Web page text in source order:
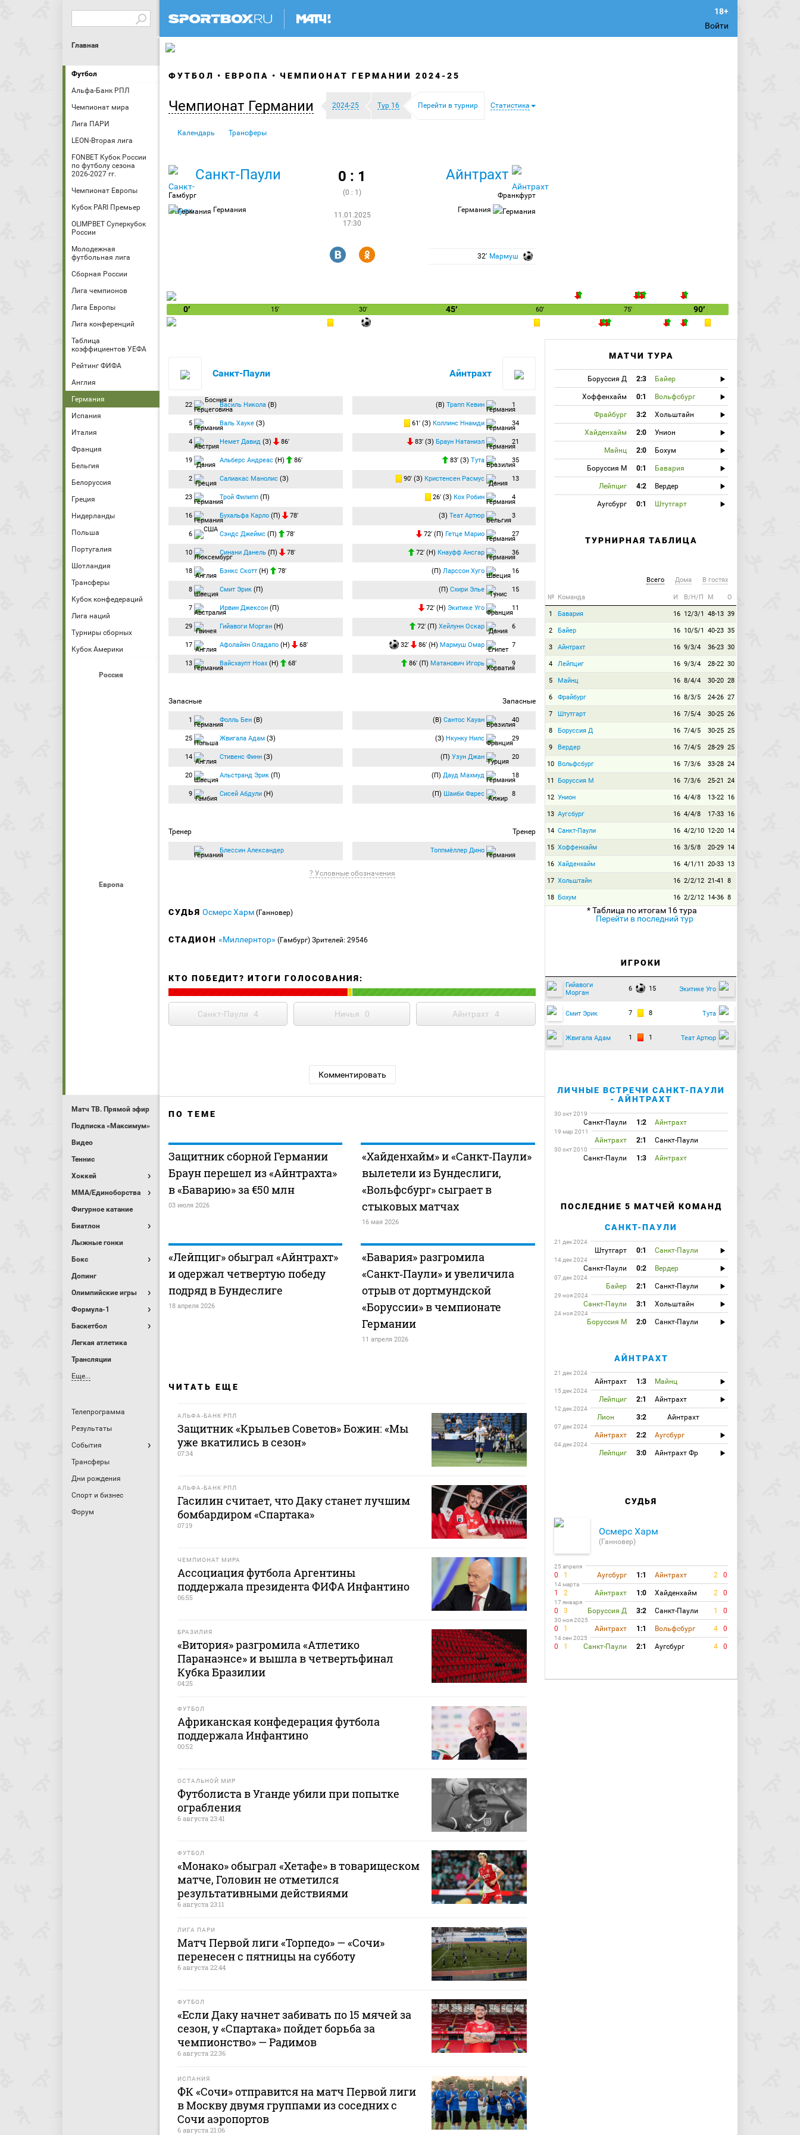
Войти
Главная
Футбол
Альфа-Банк РПЛ
Чемпионат мира
Лига ПАРИ
LEON-Вторая лига
FONBET Кубок России
по футболу сезона
2026-2027 гг.
Чемпионат Европы
Кубок PARI Премьер
OLIMPBET Суперкубок
России
Молодежная
футбольная лига
Сборная России
Лига чемпионов
Лига Европы
Лига конференций
Таблица
коэффициентов УЕФА
Рейтинг ФИФА
Англия
Германия
Испания
Италия
Франция
Бельгия
Белоруссия
Греция
Нидерланды
Польша
Португалия
Шотландия
Трансферы
Кубок конфедераций
Лига наций
Турниры сборных
Кубок Америки
Россия
Европа
Матч ТВ. Прямой эфир
Подписка «Максимум»
Видео
Теннис
Хоккей
MMA/Единоборства
Фигурное катание
Биатлон
Лыжные гонки
Бокс
Допинг
Олимпийские игры
Формула-1
Баскетбол
Легкая атлетика
Трансляции
Еще...
Телепрограмма
Результаты
События
Трансферы
Дни рождения
Спорт и бизнес
Форум
ФУТБОЛ ЕВРОПА ЧЕМПИОНАТ ГЕРМАНИИ 2024-25
Чемпионат Германии 2024-25 Тур 16 Перейти в турнир Статистика
Календарь Трансферы
Санкт-Паули
Гамбург
Германия
0 : 1
(0 : 1)
11.01.2025
17:30
Айнтрахт
Франкфурт
Германия
R Y 32′ Мармуш
0′ 15′ 30′ 45′ 60′ 75′ 90′
Санкт-Паули
22 Василь Никола (В)
5 Валь Хауке (З)
4 Немет Давид (З) 86′
19 Альберс Андреас (Н) 86′
2 Салиакас Манолис (З)
23 Трой Филипп (П)
16 Бухальфа Карло (П) 78′
6 Сэндс Джеймс (П) 78′
10 Синани Данель (П) 78′
18 Бэнкс Скотт (Н) 78′
8 Смит Эрик (П)
7 Ирвин Джексон (П)
29 Гийавоги Морган (Н)
17 Афолайян Оладапо (Н) 68′
13 Вайсхаупт Ноах (Н) 68′
Запасные
1 Фолль Бен (В)
25 Жвигала Адам (З)
14 Стивенс Финн (З)
20 Альстранд Эрик (П)
9 Сисей Абдули (Н)
Тренер
Блессин Александер
Айнтрахт
(В) Трапп Кевин 1
61′ (З) Коллинс Ннамди 34
83′ (З) Браун Натаниэл 21
83′ (З) Тута 35
90′ (З) Кристенсен Расмус 13
26′ (З) Кох Робин 4
(З) Теат Артюр 3
72′ (П) Гетце Марио 27
72′ (Н) Кнауфф Ансгар 36
(П) Ларссон Хуго 16
(П) Схири Элье 15
72′ (Н) Экитике Уго 11
72′ (П) Хейлунн Оскар 6
32′ 86′ (Н) Мармуш Омар 7
86′ (П) Матанович Игорь 9
Запасные
(В) Сантос Кауан 40
(З) Нкунку Нилс 29
(П) Узун Джан 20
(П) Дауд Махмуд 18
(П) Шаиби Фарес 8
Тренер
Топпмёллер Дино
? Условные обозначения
СУДЬЯ Осмерс Харм (Ганновер)
СТАДИОН «Миллернтор» (Гамбург) Зрителей: 29546
КТО ПОБЕДИТ? ИТОГИ ГОЛОСОВАНИЯ:
Санкт-Паули 4 Ничья 0 Айнтрахт 4
Комментировать
ПО ТЕМЕ
Защитник сборной Германии
Браун перешел из «Айнтрахта»
в «Баварию» за €50 млн
03 июля 2026
«Хайденхайм» и «Санкт‑Паули»
вылетели из Бундеслиги,
«Вольфсбург» сыграет в
стыковых матчах
16 мая 2026
«Лейпциг» обыграл «Айнтрахт»
и одержал четвертую победу
подряд в Бундеслиге
18 апреля 2026
«Бавария» разгромила
«Санкт‑Паули» и увеличила
отрыв от дортмундской
«Боруссии» в чемпионате
Германии
11 апреля 2026
ЧИТАТЬ ЕЩЕ
АЛЬФА-БАНК РПЛ
Защитник «Крыльев Советов» Божин: «Мы
уже вкатились в сезон»
07:34
АЛЬФА-БАНК РПЛ
Гасилин считает, что Даку станет лучшим
бомбардиром «Спартака»
07:19
ЧЕМПИОНАТ МИРА
Ассоциация футбола Аргентины
поддержала президента ФИФА Инфантино
06:55
БРАЗИЛИЯ
«Витория» разгромила «Атлетико
Паранаэнсе» и вышла в четвертьфинал
Кубка Бразилии
04:25
ФУТБОЛ
Африканская конфедерация футбола
поддержала Инфантино
00:52
ОСТАЛЬНОЙ МИР
Футболиста в Уганде убили при попытке
ограбления
6 августа 23:41
ФУТБОЛ
«Монако» обыграл «Хетафе» в товарищеском
матче, Головин не отметился
результативными действиями
6 августа 23:11
ЛИГА ПАРИ
Матч Первой лиги «Торпедо» — «Сочи»
перенесен с пятницы на субботу
6 августа 22:44
ФУТБОЛ
«Если Даку начнет забивать по 15 мячей за
сезон, у «Спартака» пойдет борьба за
чемпионство» — Радимов
6 августа 22:36
ИСПАНИЯ
ФК «Сочи» отправится на матч Первой лиги
в Москву двумя группами из соседних с
Сочи аэропортов
6 августа 21:06
МАТЧИ ТУРА
Боруссия Д 2:3 Байер
Хоффенхайм 0:1 Вольфсбург
Фрайбург 3:2 Хольштайн
Хайденхайм 2:0 Унион
Майнц 2:0 Бохум
Боруссия М 0:1 Бавария
Лейпциг 4:2 Вердер
Аугсбург 0:1 Штутгарт
ТУРНИРНАЯ ТАБЛИЦА
Всего Дома В гостях
№ Команда И В/Н/П М О
1 Бавария 16 12/3/1 48-13 39
2 Байер 16 10/5/1 40-23 35
3 Айнтрахт 16 9/3/4 36-23 30
4 Лейпциг 16 9/3/4 28-22 30
5 Майнц 16 8/4/4 30-20 28
6 Фрайбург 16 8/3/5 24-26 27
7 Штутгарт 16 7/5/4 30-25 26
8 Боруссия Д 16 7/4/5 30-25 25
9 Вердер 16 7/4/5 28-29 25
10 Вольфсбург 16 7/3/6 33-28 24
11 Боруссия М 16 7/3/6 25-21 24
12 Унион 16 4/4/8 13-22 16
13 Аугсбург 16 4/4/8 17-33 16
14 Санкт-Паули 16 4/2/10 12-20 14
15 Хоффенхайм 16 3/5/8 20-29 14
16 Хайденхайм 16 4/1/11 20-33 13
17 Хольштайн 16 2/2/12 21-41 8
18 Бохум 16 2/2/12 14-36 8
* Таблица по итогам 16 тура
Перейти в последний тур
ИГРОКИ
Гийавоги
Морган
6 15 Экитике Уго
Смит Эрик 7 8 Тута
Жвигала Адам 1 1 Теат Артюр
ЛИЧНЫЕ ВСТРЕЧИ САНКТ-ПАУЛИ
- АЙНТРАХТ
30 окт 2019
Санкт-Паули 1:2 Айнтрахт
19 мар 2011
Айнтрахт 2:1 Санкт-Паули
30 окт 2010
Санкт-Паули 1:3 Айнтрахт
ПОСЛЕДНИЕ 5 МАТЧЕЙ КОМАНД
САНКТ-ПАУЛИ
21 дек 2024
Штутгарт 0:1 Санкт-Паули
14 дек 2024
Санкт-Паули 0:2 Вердер
07 дек 2024
Байер 2:1 Санкт-Паули
29 ноя 2024
Санкт-Паули 3:1 Хольштайн
24 ноя 2024
Боруссия М 2:0 Санкт-Паули
АЙНТРАХТ
21 дек 2024
Айнтрахт 1:3 Майнц
15 дек 2024
Лейпциг 2:1 Айнтрахт
12 дек 2024
Лион 3:2 Айнтрахт
07 дек 2024
Айнтрахт 2:2 Аугсбург
04 дек 2024
Лейпциг 3:0 Айнтрахт Фр
СУДЬЯ
Осмерс Харм
(Ганновер)
25 апреля
0 1 Аугсбург 1:1 Айнтрахт 2 0
14 марта
1 2 Айнтрахт 1:0 Хайденхайм 2 0
17 января
0 3 Боруссия Д 3:2 Санкт-Паули 1 0
30 ноя 2025
0 1 Айнтрахт 1:1 Вольфсбург 4 0
14 сен 2025
0 1 Санкт-Паули 2:1 Аугсбург 4 0